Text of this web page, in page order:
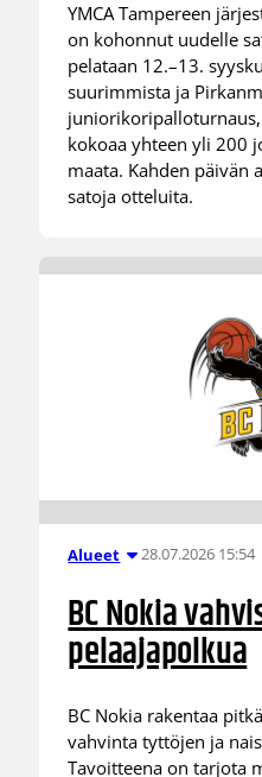
YMCA Tampereen
on kohonnut uudelle
pelataan 12.–13.
suurimmista ja
kokoaa yhteen yli 200
maata. Kahden päivän
satoja otteluita.
Alueet 28.07.2026 15:54
BC Nokia
pelaajapolkua
BC Nokia rakentaa
vahvinta tyttöjen ja
Tavoitteena on tarjota